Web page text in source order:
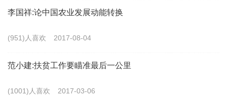
增加到1946年的53%。二战后随着经济的空前高速增
72%。1991年，被称为过疏化地区的人口数量占全国总
人口的比率为6.5%。②
李国祥:论中国农业发展动能转换
(951)人喜欢 2017-08-04
范小建:扶贫工作要瞄准最后一公里
(1001)人喜欢 2017-03-06